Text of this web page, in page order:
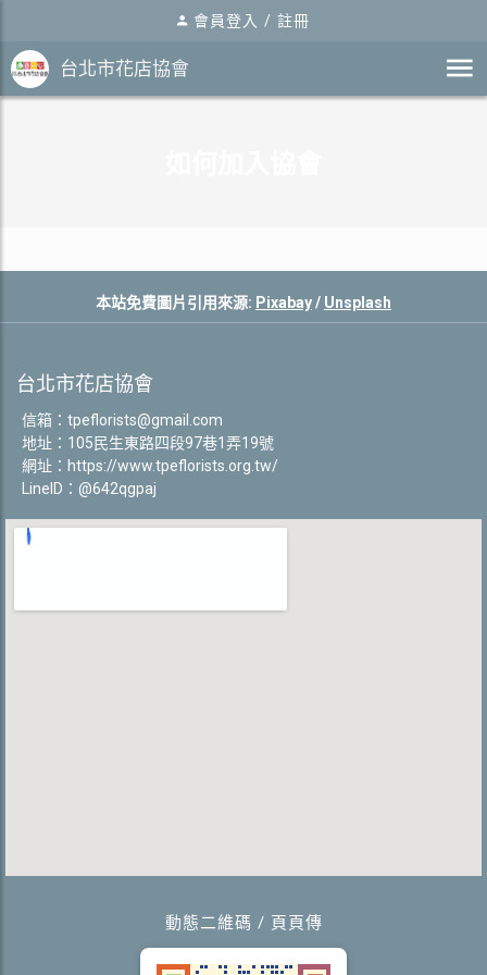
會員登入 / 註冊
台北市花店協會
本站免費圖片引用來源: Pixabay/ Unsplash
台北市花店協會
信箱： tpeflorists@gmail.com
地址：105民生東路四段97巷1弄19號
網址： https://www.tpeflorists.org.tw/
LineID：@642qgpaj
動態二維碼 / 頁頁傳